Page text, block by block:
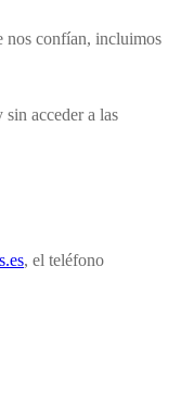
nos confían, incluimos
acceder a las
, el teléfono